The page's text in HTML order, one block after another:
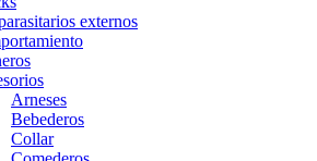
externos
Arneses
Bebederos
Collar